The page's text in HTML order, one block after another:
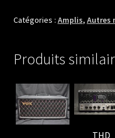
Catégories : Amplis, Autres
Produits
THD